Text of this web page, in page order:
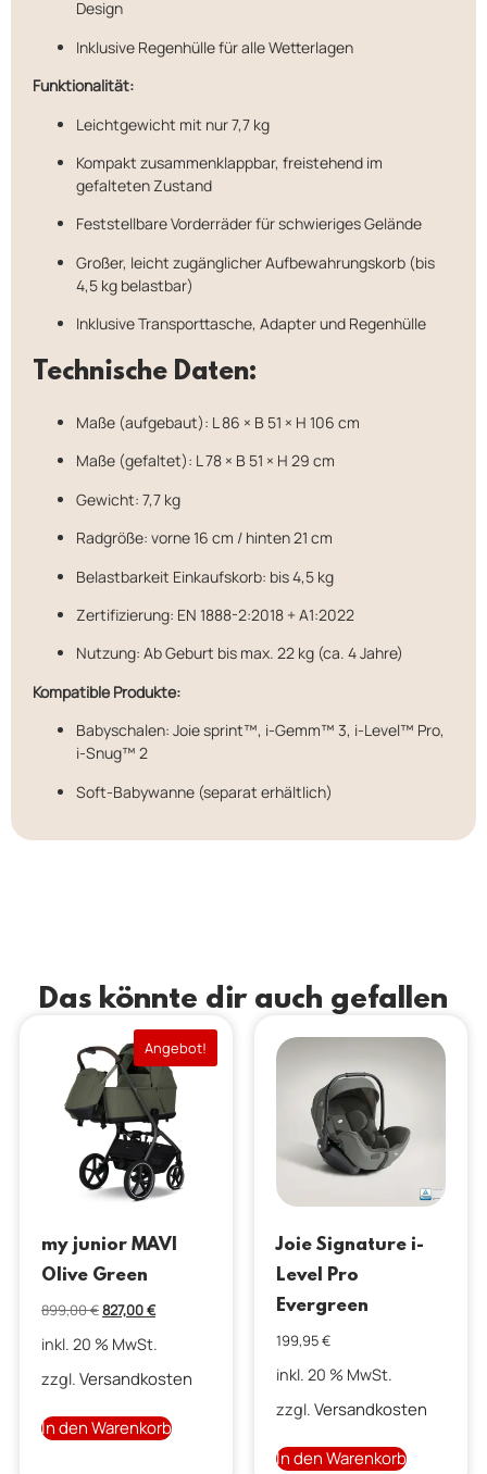
Design
Inklusive Regenhülle für alle Wetterlagen
Funktionalität:
Leichtgewicht mit nur 7,7 kg
Kompakt zusammenklappbar, freistehend im
gefalteten Zustand
Feststellbare Vorderräder für schwieriges Gelände
Großer, leicht zugänglicher Aufbewahrungskorb (bis
4,5 kg belastbar)
Inklusive Transporttasche, Adapter und Regenhülle
Technische Daten:
Maße (aufgebaut): L 86 × B 51 × H 106 cm
Maße (gefaltet): L 78 × B 51 × H 29 cm
Gewicht: 7,7 kg
Radgröße: vorne 16 cm / hinten 21 cm
Belastbarkeit Einkaufskorb: bis 4,5 kg
Zertifizierung: EN 1888-2:2018 + A1:2022
Nutzung: Ab Geburt bis max. 22 kg (ca. 4 Jahre)
Kompatible Produkte:
Babyschalen: Joie sprint™, i-Gemm™ 3, i-Level™ Pro,
i-Snug™ 2
Soft-Babywanne (separat erhältlich)
Das könnte dir auch gefallen
Angebot!
my junior MAVI
Olive Green
899,00€827,00€
inkl. 20 % MwSt.
zzgl. Versandkosten
In den Warenkorb
Joie Signature i-
Level Pro
Evergreen
199,95€
inkl. 20 % MwSt.
zzgl. Versandkosten
In den Warenkorb